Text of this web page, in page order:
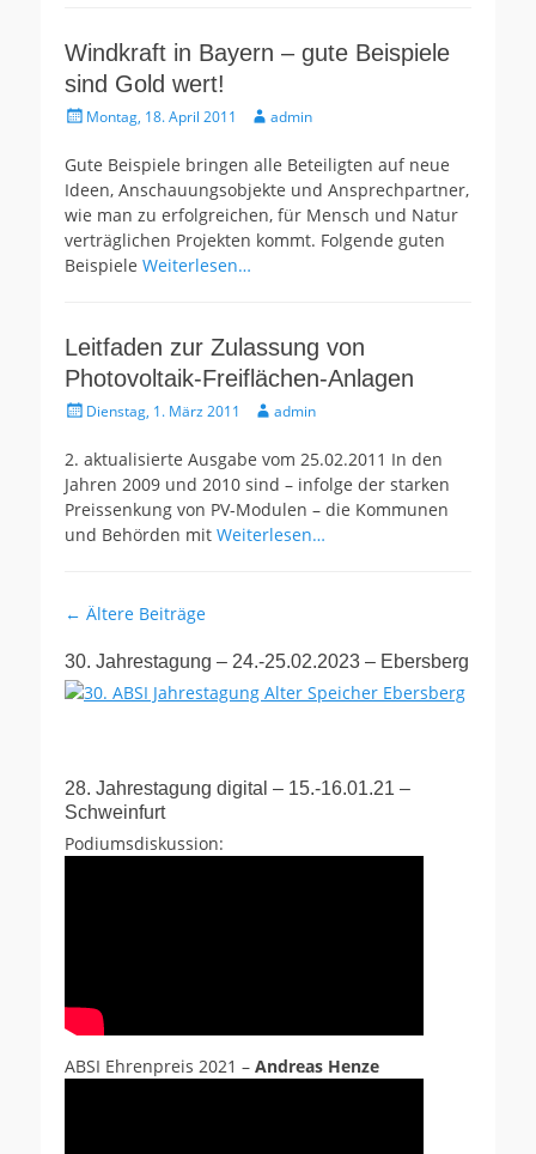
Windkraft in Bayern – gute Beispiele
sind Gold wert!
Gepostet
Montag, 18. April 2011 Autoradmin
Gute Beispiele bringen alle Beteiligten auf neue
Ideen, Anschauungsobjekte und Ansprechpartner,
wie man zu erfolgreichen, für Mensch und Natur
verträglichen Projekten kommt. Folgende guten
Beispiele Weiterlesen…
Leitfaden zur Zulassung von
Photovoltaik-Freiflächen-Anlagen
Gepostet
Dienstag, 1. März 2011 Autoradmin
2. aktualisierte Ausgabe vom 25.02.2011 In den
Jahren 2009 und 2010 sind – infolge der starken
Preissenkung von PV-Modulen – die Kommunen
und Behörden mit Weiterlesen…
Beitragsnavigation
← Ältere Beiträge
30. Jahrestagung – 24.-25.02.2023 – Ebersberg
28. Jahrestagung digital – 15.-16.01.21 –
Schweinfurt
Podiumsdiskussion:
ABSI Ehrenpreis 2021 – Andreas Henze